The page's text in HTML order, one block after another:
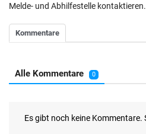
Melde- und Abhilfestelle kontaktieren.